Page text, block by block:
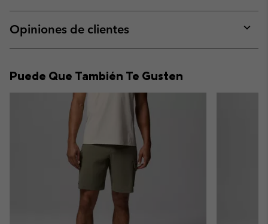
or
Opiniones de clientes
or
Puede Que También Te Gusten